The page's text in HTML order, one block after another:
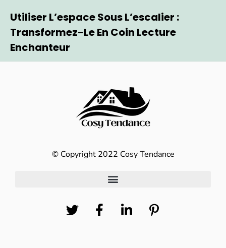
Utiliser L’espace Sous L’escalier :
Transformez-Le En Coin Lecture
Enchanteur
© Copyright 2022 Cosy Tendance